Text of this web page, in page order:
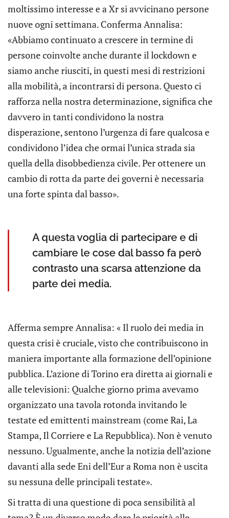
moltissimo interesse e a Xr si avvicinano persone
nuove ogni settimana. Conferma Annalisa:
«Abbiamo continuato a crescere in termine di
persone coinvolte anche durante il lockdown e
siamo anche riusciti, in questi mesi di restrizioni
alla mobilità, a incontrarsi di persona. Questo ci
rafforza nella nostra determinazione, significa che
davvero in tanti condividono la nostra
disperazione, sentono l’urgenza di fare qualcosa e
condividono l’idea che ormai l’unica strada sia
quella della disobbedienza civile. Per ottenere un
cambio di rotta da parte dei governi è necessaria
una forte spinta dal basso».
A questa voglia di partecipare e di
cambiare le cose dal basso fa però
contrasto una scarsa attenzione da
parte dei media.
Afferma sempre Annalisa: « Il ruolo dei media in
questa crisi è cruciale, visto che contribuiscono in
maniera importante alla formazione dell’opinione
pubblica. L’azione di Torino era diretta ai giornali e
alle televisioni: Qualche giorno prima avevamo
organizzato una tavola rotonda invitando le
testate ed emittenti mainstream (come Rai, La
Stampa, Il Corriere e La Repubblica). Non è venuto
nessuno. Ugualmente, anche la notizia dell’azione
davanti alla sede Eni dell’Eur a Roma non è uscita
su nessuna delle principali testate».
Si tratta di una questione di poca sensibilità al